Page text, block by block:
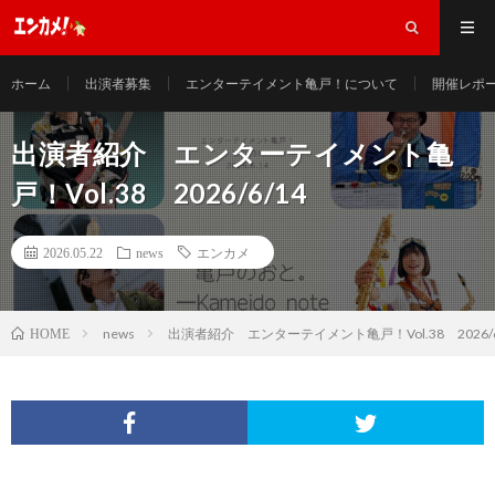
ホーム 出演者募集 エンターテイメント亀戸！について 開催レポ
出演者紹介 エンターテイメント亀
戸！Vol.38 2026/6/14
2026.05.22 news エンカメ
HOME news 出演者紹介 エンターテイメント亀戸！Vol.38